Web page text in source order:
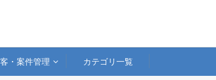
・案件管理 カテゴリ一覧